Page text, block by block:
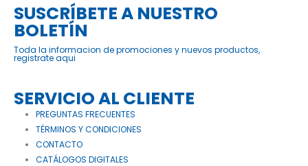
SUSCRÍBETE A NUESTRO
BOLETÍN
Toda la informacion de promociones y nuevos productos,
registrate aqui
SERVICIO AL CLIENTE
PREGUNTAS FRECUENTES
TÉRMINOS Y CONDICIONES
CONTACTO
CATÁLOGOS DIGITALES